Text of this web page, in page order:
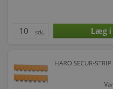
stk.
HARO SECUR-